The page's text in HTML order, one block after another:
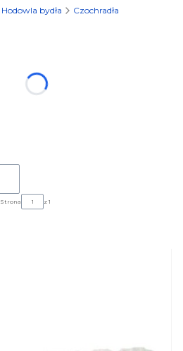
Hodowla bydła Czochradła
Strona z 1